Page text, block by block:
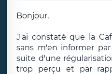
Bonjour,
J'ai constaté que la
sans m'en informer
suite d'une
trop perçu et par